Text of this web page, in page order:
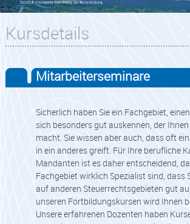
Kursdetails
Mitarbeiterseminare
Sicherlich haben Sie ein Fachgebiet,
sich besonders gut auskennen, der
macht. Sie wissen aber auch, dass oft
in ein anderes greift. Für Ihre berufliche
Mandanten ist es daher entscheidend,
Fachgebiet wirklich Spezialist sind, dass
auf anderen Steuerrechtsgebieten gut
unseren Fortbildungskursen wird Ihnen
Unsere erfahrenen Dozenten haben